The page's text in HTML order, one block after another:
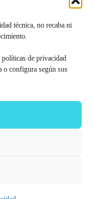
técnica, no recaba ni
políticas de privacidad
o configura según sus